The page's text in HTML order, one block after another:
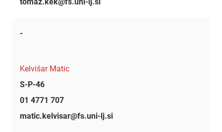
-
Kelvišar Matic
S-P-46
01 4771 707
matic.kelvisar@fs.uni-lj.si